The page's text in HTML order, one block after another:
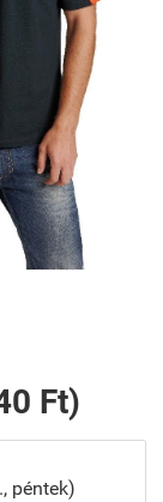
Ft)
péntek)